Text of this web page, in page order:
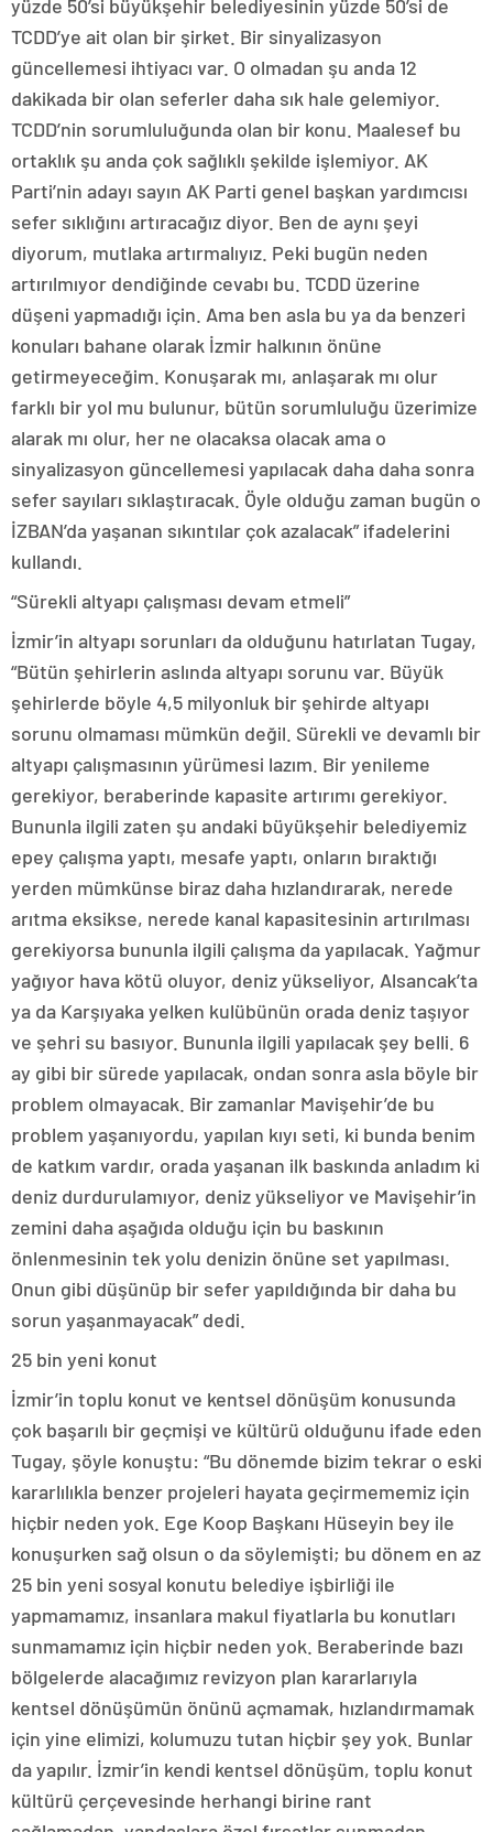
yüzde 50’si büyükşehir belediyesinin yüzde 50’si de
TCDD’ye ait olan bir şirket. Bir sinyalizasyon
güncellemesi ihtiyacı var. O olmadan şu anda 12
dakikada bir olan seferler daha sık hale gelemiyor.
TCDD’nin sorumluluğunda olan bir konu. Maalesef bu
ortaklık şu anda çok sağlıklı şekilde işlemiyor. AK
Parti’nin adayı sayın AK Parti genel başkan yardımcısı
sefer sıklığını artıracağız diyor. Ben de aynı şeyi
diyorum, mutlaka artırmalıyız. Peki bugün neden
artırılmıyor dendiğinde cevabı bu. TCDD üzerine
düşeni yapmadığı için. Ama ben asla bu ya da benzeri
konuları bahane olarak İzmir halkının önüne
getirmeyeceğim. Konuşarak mı, anlaşarak mı olur
farklı bir yol mu bulunur, bütün sorumluluğu üzerimize
alarak mı olur, her ne olacaksa olacak ama o
sinyalizasyon güncellemesi yapılacak daha daha sonra
sefer sayıları sıklaştıracak. Öyle olduğu zaman bugün o
İZBAN’da yaşanan sıkıntılar çok azalacak” ifadelerini
kullandı.
“Sürekli altyapı çalışması devam etmeli”
İzmir’in altyapı sorunları da olduğunu hatırlatan Tugay,
“Bütün şehirlerin aslında altyapı sorunu var. Büyük
şehirlerde böyle 4,5 milyonluk bir şehirde altyapı
sorunu olmaması mümkün değil. Sürekli ve devamlı bir
altyapı çalışmasının yürümesi lazım. Bir yenileme
gerekiyor, beraberinde kapasite artırımı gerekiyor.
Bununla ilgili zaten şu andaki büyükşehir belediyemiz
epey çalışma yaptı, mesafe yaptı, onların bıraktığı
yerden mümkünse biraz daha hızlandırarak, nerede
arıtma eksikse, nerede kanal kapasitesinin artırılması
gerekiyorsa bununla ilgili çalışma da yapılacak. Yağmur
yağıyor hava kötü oluyor, deniz yükseliyor, Alsancak’ta
ya da Karşıyaka yelken kulübünün orada deniz taşıyor
ve şehri su basıyor. Bununla ilgili yapılacak şey belli. 6
ay gibi bir sürede yapılacak, ondan sonra asla böyle bir
problem olmayacak. Bir zamanlar Mavişehir’de bu
problem yaşanıyordu, yapılan kıyı seti, ki bunda benim
de katkım vardır, orada yaşanan ilk baskında anladım ki
deniz durdurulamıyor, deniz yükseliyor ve Mavişehir’in
zemini daha aşağıda olduğu için bu baskının
önlenmesinin tek yolu denizin önüne set yapılması.
Onun gibi düşünüp bir sefer yapıldığında bir daha bu
sorun yaşanmayacak” dedi.
25 bin yeni konut
İzmir’in toplu konut ve kentsel dönüşüm konusunda
çok başarılı bir geçmişi ve kültürü olduğunu ifade eden
Tugay, şöyle konuştu: “Bu dönemde bizim tekrar o eski
kararlılıkla benzer projeleri hayata geçirmememiz için
hiçbir neden yok. Ege Koop Başkanı Hüseyin bey ile
konuşurken sağ olsun o da söylemişti; bu dönem en az
25 bin yeni sosyal konutu belediye işbirliği ile
yapmamamız, insanlara makul fiyatlarla bu konutları
sunmamamız için hiçbir neden yok. Beraberinde bazı
bölgelerde alacağımız revizyon plan kararlarıyla
kentsel dönüşümün önünü açmamak, hızlandırmamak
için yine elimizi, kolumuzu tutan hiçbir şey yok. Bunlar
da yapılır. İzmir’in kendi kentsel dönüşüm, toplu konut
kültürü çerçevesinde herhangi birine rant